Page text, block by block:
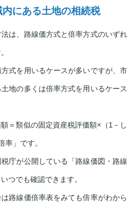
にある土地の相続税
は、路線価方式と倍率方式のいずれ
式を用いるケースが多いですが、市
地の多くは倍率方式を用いるケース
＝類似の固定資産税評価額×（1－し
率」です。
庁が公開している「路線価図・路線
つでも確認できます。
路線価倍率表をみても倍率がわから